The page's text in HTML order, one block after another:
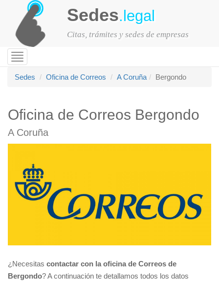
Sedes.legal
Citas, trámites y sedes de empresas
Toggle
navigation
Sedes
Oficina de Correos A Coruña Bergondo
Oficina de Correos Bergondo
A Coruña
¿Necesitas contactar con la oficina de Correos de
Bergondo? A continuación te detallamos todos los datos